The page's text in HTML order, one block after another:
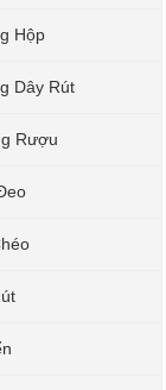
Hộp
Dây Rút
Rượu